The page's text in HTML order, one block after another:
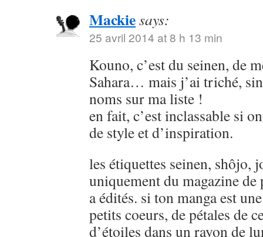
Mackiesays:
25 avril 2014 at 8 h 13 min
Kouno, c’est du seinen, de
Sahara… mais j’ai triché,
noms sur ma liste !
en fait, c’est inclassable si
de style et d’inspiration.
les étiquettes seinen, shôjo,
uniquement du magazine
a édités. si ton manga est
petits coeurs, de pétales de
d’étoiles dans un rayon de